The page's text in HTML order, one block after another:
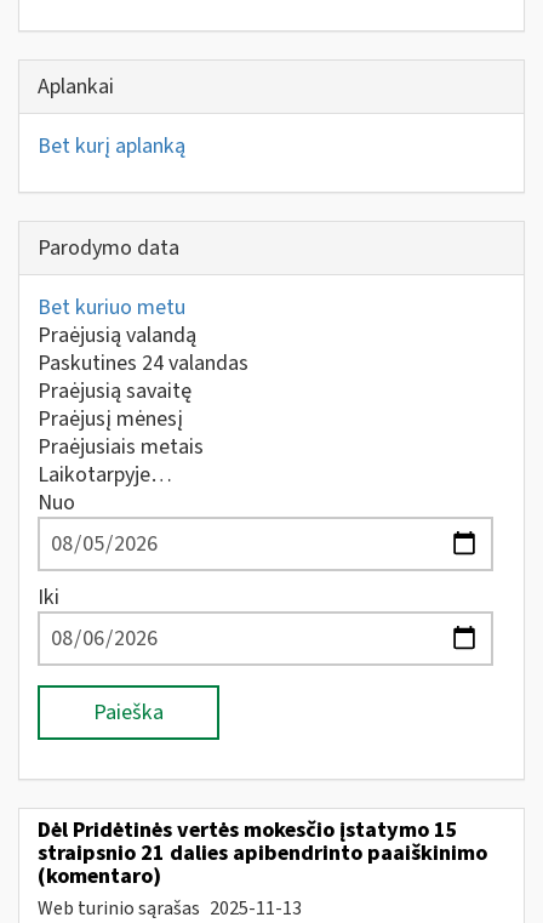
Aplankai
Bet kurį aplanką
Parodymo data
Bet kuriuo metu
Praėjusią valandą
Paskutines 24 valandas
Praėjusią savaitę
Praėjusį mėnesį
Praėjusiais metais
Laikotarpyje…
Nuo
Iki
Paieška
Dėl Pridėtinės vertės mokesčio įstatymo 15
straipsnio 21 dalies apibendrinto paaiškinimo
(komentaro)
Web turinio sąrašas 2025-11-13